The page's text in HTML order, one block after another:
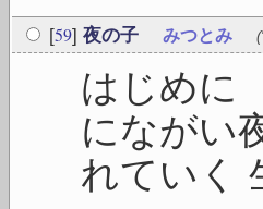
[59] 夜の子 みつとみ
はじめに
にながい
れていく